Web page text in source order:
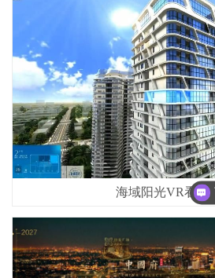
海域阳光VR看房